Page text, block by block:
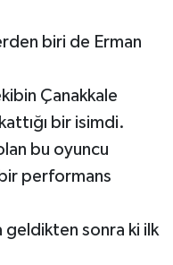
biri de Erman
Çanakkale
bir isimdi.
bu oyuncu
performans
sonra ki ilk